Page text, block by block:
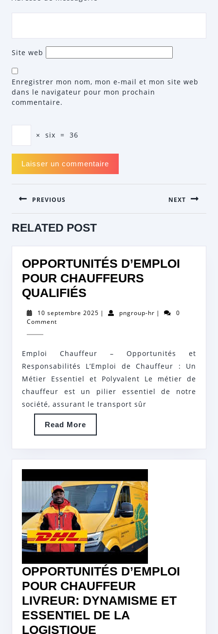
Site web
Enregistrer mon nom, mon e-mail et mon site web
dans le navigateur pour mon prochain
commentaire.
× six = 36
NAVIGATION
DE
L’ARTICLE
PREVIOUS
post:
NEXT
RELATED POST
OPPORTUNITÉS D’EMPLOI
POUR CHAUFFEURS
QUALIFIÉS
D’EMPLOI
QUALIFIÉS
10 septembre 2025 10| pngroup-hrpngroup-
|
0
Comment
Emploi Chauffeur – Opportunités et
Responsabilités L’Emploi de Chauffeur : Un
Métier Essentiel et Polyvalent Le métier de
chauffeur est un pilier essentiel de notre
société, assurant le transport sûr
Read More
More
OPPORTUNITÉS D’EMPLOI
POUR CHAUFFEUR
LIVREUR: DYNAMISME ET
ESSENTIEL DE LA
LOGISTIQUE